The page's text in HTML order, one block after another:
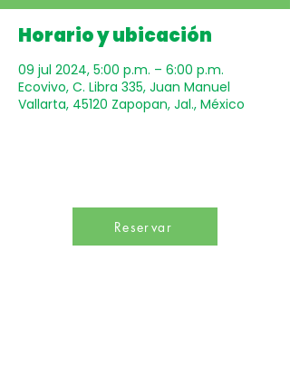
Horario y ubicación
09 jul 2024, 5:00 p.m. – 6:00 p.m.
Ecovivo, C. Libra 335, Juan Manuel
Vallarta, 45120 Zapopan, Jal., México
Reservar